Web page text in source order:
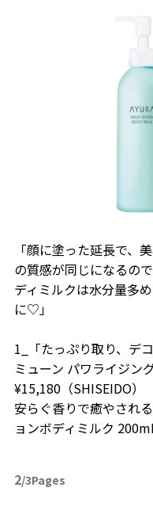
「顔に塗った延長で、
の質感が同じになるの
ディミルクは水分量多
に♡」
1_「たっぷり取り、デ
ミューン パワライジン
¥15,180（SHISEIDO
安らぐ香りで癒やされ
ョンボディミルク
2/3Pages